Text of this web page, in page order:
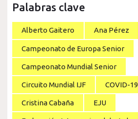
Palabras clave
Alberto Gaitero Ana Pérez
Campeonato de Europa Senior
Campeonato Mundial Senior
Circuito Mundial IJF COVID-19
Cristina Cabaña EJU